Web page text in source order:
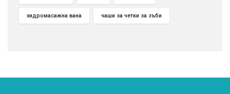
хидромасажна вана чаши за четки за зъби